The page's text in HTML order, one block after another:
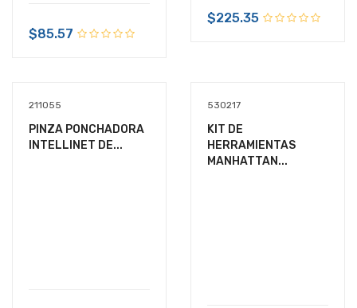
$85.57
$225.35
211055
PINZA PONCHADORA
INTELLINET DE...
530217
KIT DE
HERRAMIENTAS
MANHATTAN...